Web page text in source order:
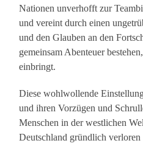
Nationen unverhofft zur
und vereint durch einen
und den Glauben an den
gemeinsam Abenteuer
einbringt.
Diese wohlwollende
und ihren Vorzügen und
Menschen in der westlichen
Deutschland gründlich